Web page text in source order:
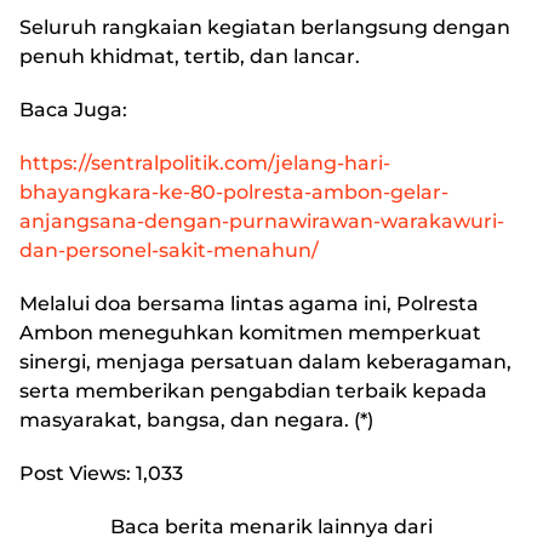
Seluruh rangkaian kegiatan berlangsung dengan
penuh khidmat, tertib, dan lancar.
Baca Juga:
https://sentralpolitik.com/jelang-hari-
bhayangkara-ke-80-polresta-ambon-gelar-
anjangsana-dengan-purnawirawan-warakawuri-
dan-personel-sakit-menahun/
Melalui doa bersama lintas agama ini, Polresta
Ambon meneguhkan komitmen memperkuat
sinergi, menjaga persatuan dalam keberagaman,
serta memberikan pengabdian terbaik kepada
masyarakat, bangsa, dan negara. (*)
Post Views: 1,033
Baca berita menarik lainnya dari